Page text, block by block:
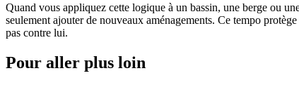
Quand vous appliquez cette logique à un bassin, une berge ou
seulement ajouter de nouveaux aménagements. Ce tempo
pas contre lui.
Pour aller plus loin